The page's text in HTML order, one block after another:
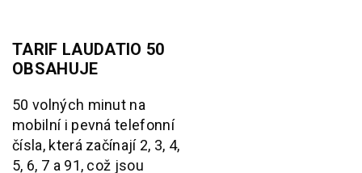
TARIF LAUDATIO 50
OBSAHUJE
50 volných minut na
mobilní i pevná telefonní
čísla, která začínají 2, 3, 4,
5, 6, 7 a 91, což jsou